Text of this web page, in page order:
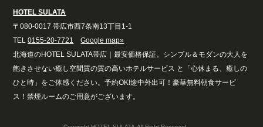
HOTEL SULATA
〒080-0017 帯広市西7条南13丁目1-1
TEL0155-20-7721
Google map»
北海道のHOTEL SULATA帯広｜最安価格保証。シンプル＆モダンの大人を
飽きさせない癒し空間質の質の高いホテルサービス と「心休まる、癒しの
ひと時」をご体感ください。予約OK!途中外出可！豪華無料朝食サービ
ス！禁煙ルームのご用意がございます。